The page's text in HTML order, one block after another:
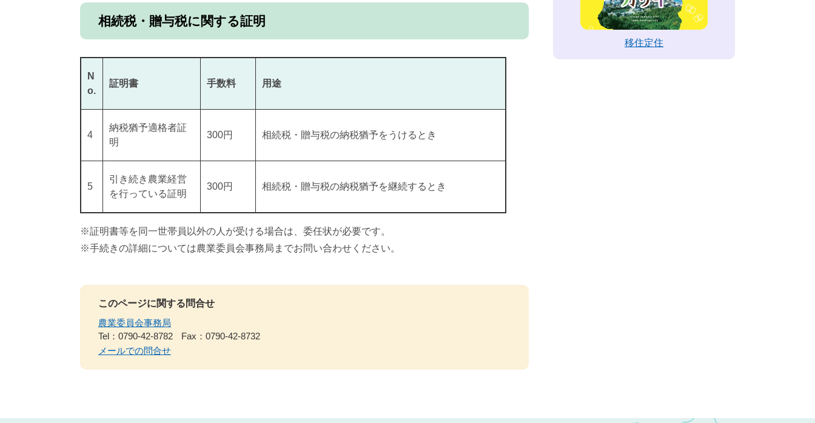
相続税・贈与税に関する証明
N
o.
証明書 手数料 用途
4
納税猶予適格者証
明
300円 相続税・贈与税の納税猶予をうけるとき
5
引き続き農業経営
を行っている証明
300円 相続税・贈与税の納税猶予を継続するとき
※証明書等を同一世帯員以外の人が受ける場合は、委任状が必要です。
※手続きの詳細については農業委員会事務局までお問い合わせください。
このページに関する問合せ
農業委員会事務局
Tel：0790-42-8782
Fax：0790-42-8732
メールでの問合せ
移住定住